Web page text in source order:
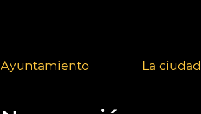
Ayuntamiento La ciudad